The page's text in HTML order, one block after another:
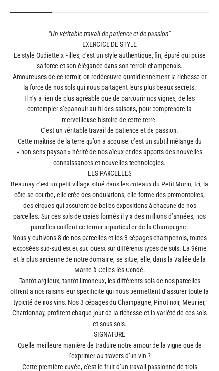
“Un véritable travail de patience et de passion”
EXERCICE DE STYLE
Le style Oudiette x Filles, c’est un style authentique, fin, épuré qui puise
sa force et son élégance dans son terroir champenois.
Amoureuses de ce terroir, on redécouvre quotidiennement la richesse et
la force de nos sols qui nous partagent leurs plus beaux secrets.
Il n’y a rien de plus agréable que de parcourir nos vignes, de les
contempler s’épanouir au fil des saisons, pour comprendre la
merveilleuse histoire de cette terre.
C’est un véritable travail de patience et de passion.
Cette maîtrise de la terre qu’on a acquise, c’est un subtil mélange du
« bon sens paysan » hérité de nos aïeux et des apports des nouvelles
connaissances et nouvelles technologies.
LES PARCELLES
Beaunay c’est un petit village situé dans les coteaux du Petit Morin, Ici, la
côte se courbe, elle crée des ondulations, elle forme des promontoires,
des cirques qui assurent de belles expositions à chacune de nos
parcelles. Sur ces sols de craies formés il y a des millions d’années, nos
parcelles coiffent ce terroir si particulier de la Champagne.
Nous y cultivons 8 de nos parcelles et les 3 cépages champenois, toutes
exposées sud-sud est et sud ouest sur différents types de sols. La 9ème
et la plus ancienne de notre domaine, se situe, elle, dans la Vallée de la
Marne à Celles-lès-Condé.
Tantôt argileux, tantôt limoneux, les différents sols de nos parcelles
offrent à nos raisins leur spécificité qui nous permettent d’assurer toute la
typicité de nos vins. Nos 3 cépages du Champagne, Pinot noir, Meunier,
Chardonnay, profitent chaque jour de la richesse et la variété de ces sols
et sous-sols.
SIGNATURE
Quelle meilleure manière de traduire notre amour de la vigne que de
l’exprimer au travers d’un vin ?
Cette première cuvée, c’est le fruit d’un travail passionné de trois